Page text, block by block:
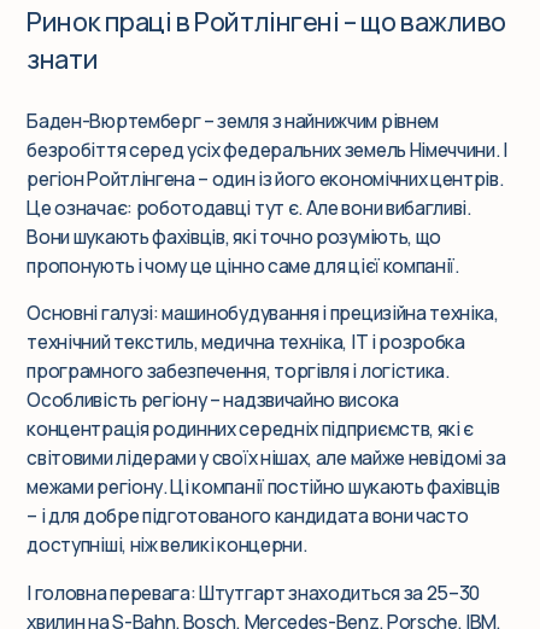
Ринок праці в Ройтлінгені – що важливо
знати
Баден-Вюртемберг – земля з найнижчим рівнем
безробіття серед усіх федеральних земель Німеччини. І
регіон Ройтлінгена – один із його економічних центрів.
Це означає: роботодавці тут є. Але вони вибагливі.
Вони шукають фахівців, які точно розуміють, що
пропонують і чому це цінно саме для цієї компанії.
Основні галузі: машинобудування і прецизійна техніка,
технічний текстиль, медична техніка, IT і розробка
програмного забезпечення, торгівля і логістика.
Особливість регіону – надзвичайно висока
концентрація родинних середніх підприємств, які є
світовими лідерами у своїх нішах, але майже невідомі за
межами регіону. Ці компанії постійно шукають фахівців
– і для добре підготованого кандидата вони часто
доступніші, ніж великі концерни.
І головна перевага: Штутгарт знаходиться за 25–30
хвилин на S-Bahn. Bosch, Mercedes-Benz, Porsche, IBM,